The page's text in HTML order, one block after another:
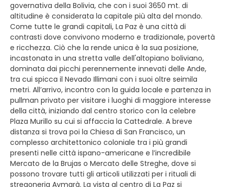
governativa della Bolivia, che con i suoi 3650 mt. di
altitudine è considerata la capitale più alta del mondo.
Come tutte le grandi capitali, La Paz è una città di
contrasti dove convivono moderno e tradizionale, povertà
e ricchezza. Ciò che la rende unica è la sua posizione,
incastonata in una stretta valle dell'altopiano boliviano,
dominata dai picchi perennemente innevati delle Ande,
tra cui spicca il Nevado Illimani con i suoi oltre seimila
metri. All’arrivo, incontro con la guida locale e partenza in
pullman privato per visitare i luoghi di maggiore interesse
della città, iniziando dal centro storico con la celebre
Plaza Murillo su cui si affaccia la Cattedrale. A breve
distanza si trova poi la Chiesa di San Francisco, un
complesso architettonico coloniale tra i più grandi
presenti nelle città ispano-americane e l’incredibile
Mercato de la Brujas o Mercato delle Streghe, dove si
possono trovare tutti gli articoli utilizzati per i rituali di
stregoneria Aymarà. La vista al centro di La Paz si